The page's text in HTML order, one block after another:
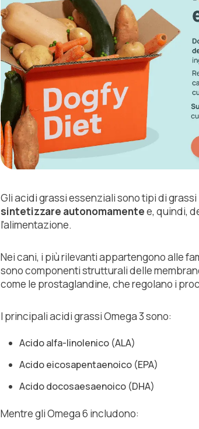
Gli acidi grassi essenziali sono tipi di
sintetizzare autonomamentee, quindi,
l'alimentazione.
Nei cani, i più rilevanti appartengono alle
sono componenti strutturali delle
come le prostaglandine, che regolano i
I principali acidi grassi Omega 3 sono:
Acido alfa-linolenico (ALA)
Acido eicosapentaenoico (EPA)
Acido docosaesaenoico (DHA)
Mentre gli Omega 6 includono: